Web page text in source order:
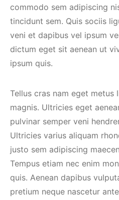
commodo sem adipiscing
tincidunt sem. Quis sociis
veni et dapibus vel ipsum
dictum eget sit aenean ut
ipsum quis.
Tellus cras nam eget metus
magnis. Ultricies eget
pulvinar semper veni
Ultricies varius aliquam
justo sem adipiscing
Tempus etiam nec enim
quis. Aenean dapibus
pretium neque nascetur